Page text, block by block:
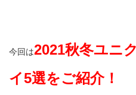
今回は2021秋冬ユニ
イ5選をご紹介！